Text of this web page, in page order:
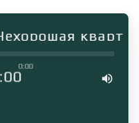
0:00